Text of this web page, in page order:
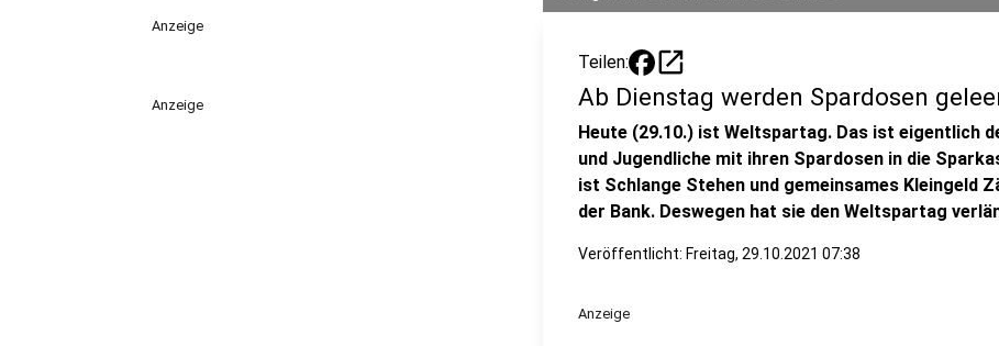
Anzeige
Anzeige
Teilen: open_in_new
Ab Dienstag werden Spardosen
Heute (29.10.) ist Weltspartag. Das ist eigentlich
und Jugendliche mit ihren Spardosen in die
ist Schlange Stehen und gemeinsames Kleingeld
der Bank. Deswegen hat sie den Weltspartag
Veröffentlicht: Freitag, 29.10.2021 07:38
Anzeige